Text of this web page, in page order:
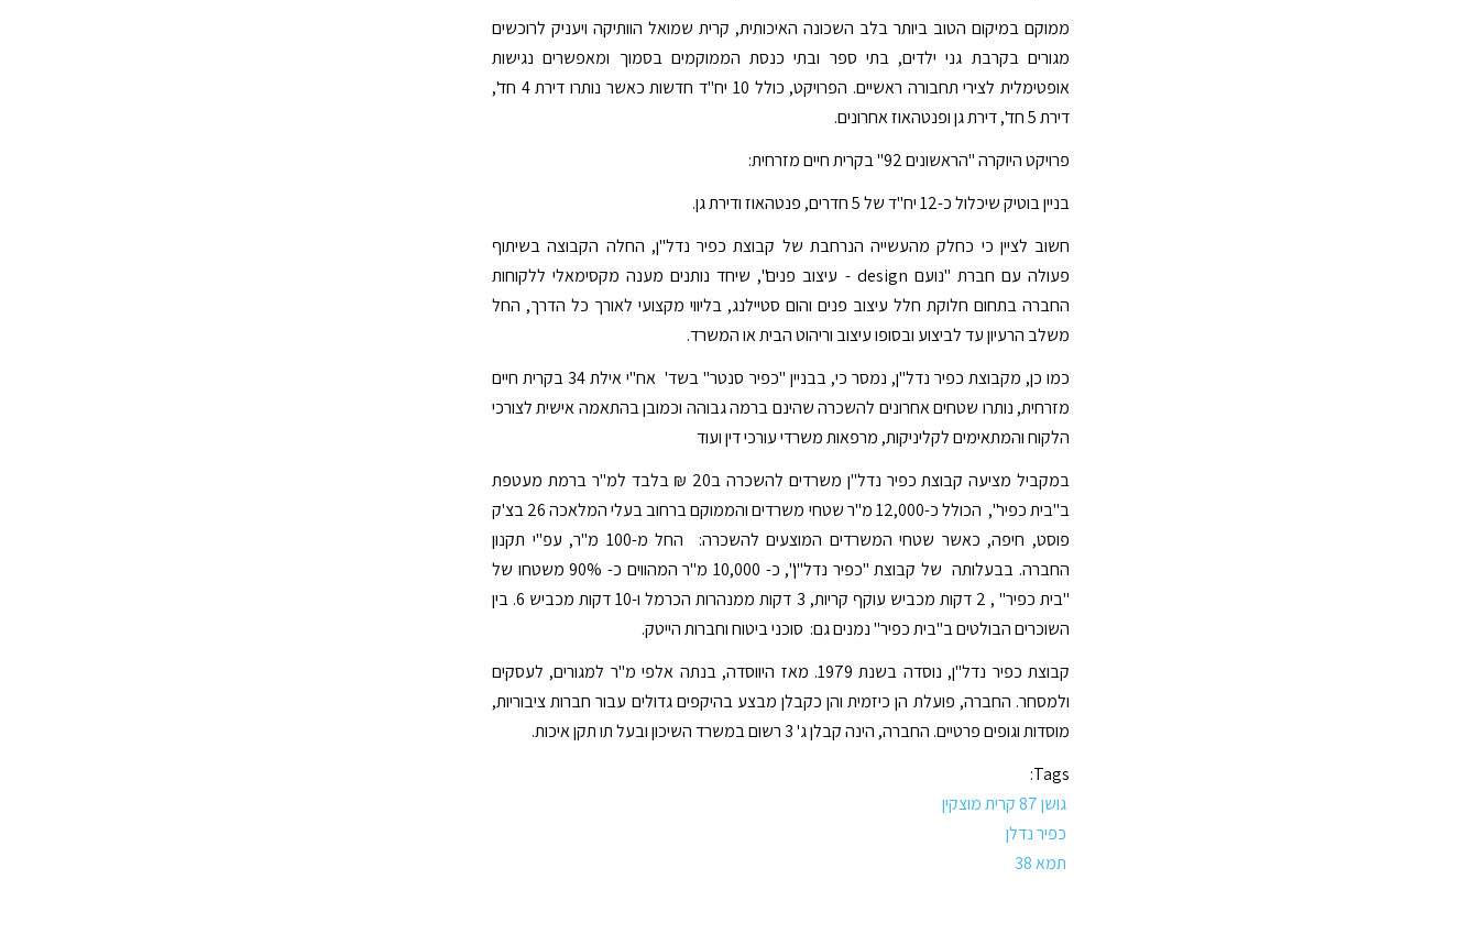
ממוקם במיקום הטוב ביותר בלב השכונה האיכותית, קרית שמואל הוותיקה ויעניק לרוכשים
מגורים בקרבת גני ילדים, בתי ספר ובתי כנסת הממוקמים בסמוך ומאפשרים נגישות
אופטימלית לצירי תחבורה ראשיים. הפרויקט, כולל 10 יח"ד חדשות כאשר נותרו דירת 4 חד',
דירת 5 חד', דירת גן ופנטהאוז אחרונים.
פרויקט היוקרה "הראשונים 92" בקרית חיים מזרחית:
בניין בוטיק שיכלול כ-12 יח"ד של 5 חדרים, פנטהאוז ודירת גן.
חשוב לציין כי כחלק מהעשייה הנרחבת של קבוצת כפיר נדל"ן, החלה הקבוצה בשיתוף
פעולה עם חברת "נועם design - עיצוב פנים", שיחד נותנים מענה מקסימאלי ללקוחות
החברה בתחום חלוקת חלל עיצוב פנים והום סטיילנג, בליווי מקצועי לאורך כל הדרך, החל
משלב הרעיון עד לביצוע ובסופו עיצוב וריהוט הבית או המשרד.
כמו כן, מקבוצת כפיר נדל"ן, נמסר כי, בבניין "כפיר סנטר" בשד' אח"י אילת 34 בקרית חיים
מזרחית, נותרו שטחים אחרונים להשכרה שהינם ברמה גבוהה וכמובן בהתאמה אישית לצורכי
הלקוח והמתאימים לקליניקות, מרפאות משרדי עורכי דין ועוד
במקביל מציעה קבוצת כפיר נדל"ן משרדים להשכרה ב20 ₪ בלבד למ"ר ברמת מעטפת
ב"בית כפיר", הכולל כ-12,000 מ"ר שטחי משרדים והממוקם ברחוב בעלי המלאכה 26 בצ'ק
פוסט, חיפה, כאשר שטחי המשרדים המוצעים להשכרה: החל מ-100 מ"ר, עפ"י תקנון
החברה. בבעלותה של קבוצת "כפיר נדל"ן", כ- 10,000 מ"ר המהווים כ- 90% משטחו של
"בית כפיר" , 2 דקות מכביש עוקף קריות, 3 דקות ממנהרות הכרמל ו-10 דקות מכביש 6. בין
השוכרים הבולטים ב"בית כפיר" נמנים גם: סוכני ביטוח וחברות הייטק.
קבוצת כפיר נדל"ן, נוסדה בשנת 1979. מאז היווסדה, בנתה אלפי מ"ר למגורים, לעסקים
ולמסחר. החברה, פועלת הן כיזמית והן כקבלן מבצע בהיקפים גדולים עבור חברות ציבוריות,
מוסדות וגופים פרטיים. החברה, הינה קבלן ג' 3 רשום במשרד השיכון ובעל תו תקן איכות.
Tags:
גושן 87 קרית מוצקין
כפיר נדלן
תמא 38